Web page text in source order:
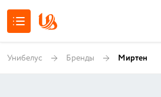
Унибелус Бренды Миртен